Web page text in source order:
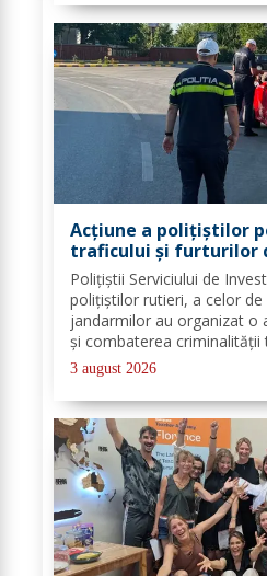
Acțiune a polițiștilor
traficului și furturilor
Polițiștii Serviciului de
polițiștilor rutieri, a celor de
jandarmilor au organizat o
și combaterea
pentru combaterea
autovehicule, pe raza...
3 august 2026